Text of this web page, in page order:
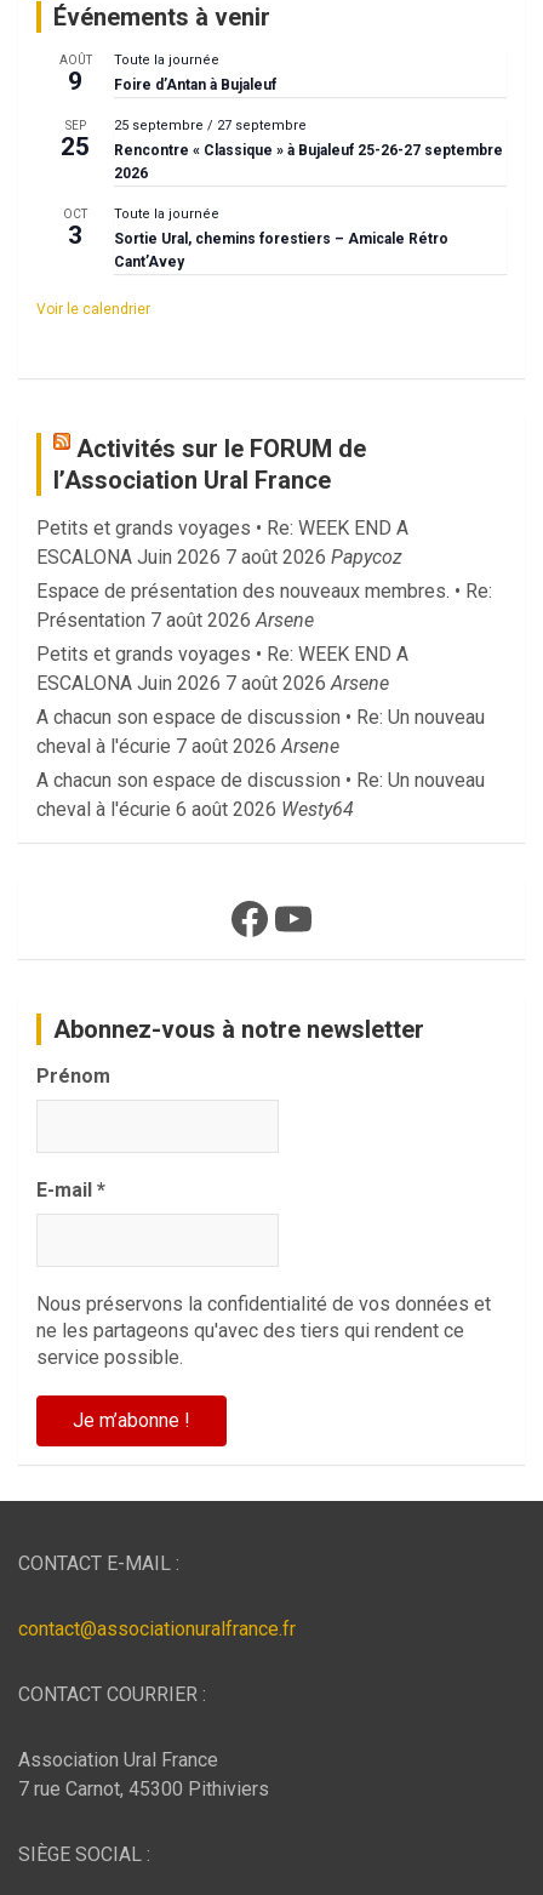
Événements à venir
AOÛT
9
Toute la journée
Foire d’Antan à Bujaleuf
SEP
25
25 septembre / 27 septembre
Rencontre « Classique » à Bujaleuf 25-26-27 septembre
2026
OCT
3
Toute la journée
Sortie Ural, chemins forestiers – Amicale Rétro
Cant’Avey
Voir le calendrier
Activités sur le FORUM de
l’Association Ural France
Petits et grands voyages • Re: WEEK END A
ESCALONA Juin 2026 7 août 2026 Papycoz
Espace de présentation des nouveaux membres. • Re:
Présentation 7 août 2026 Arsene
Petits et grands voyages • Re: WEEK END A
ESCALONA Juin 2026 7 août 2026 Arsene
A chacun son espace de discussion • Re: Un nouveau
cheval à l'écurie 7 août 2026 Arsene
A chacun son espace de discussion • Re: Un nouveau
cheval à l'écurie 6 août 2026 Westy64
Facebook
YouTube
Abonnez-vous à notre newsletter
Prénom
E-mail *
Nous préservons la confidentialité de vos données et
ne les partageons qu'avec des tiers qui rendent ce
service possible.
CONTACT E-MAIL :
contact@associationuralfrance.fr
CONTACT COURRIER :
Association Ural France
7 rue Carnot, 45300 Pithiviers
SIÈGE SOCIAL :